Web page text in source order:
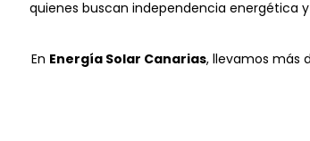
quienes buscan independencia energética
En Energía Solar Canarias, llevamos más